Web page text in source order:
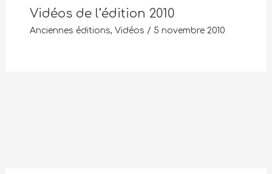
Vidéos de l’édition 2010
Anciennes éditions, Vidéos / 5 novembre 2010